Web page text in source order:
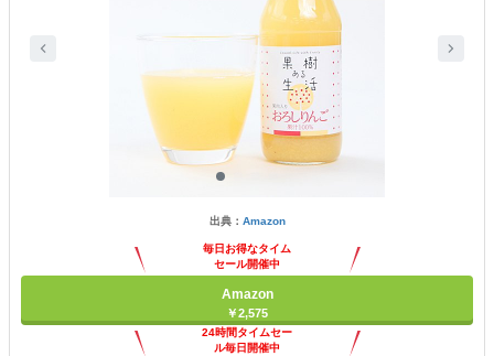
出典： Amazon
毎日お得なタイム
セール開催中
Amazon
￥2,575
24時間タイムセー
ル毎日開催中